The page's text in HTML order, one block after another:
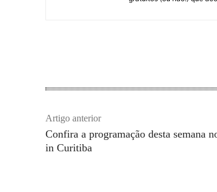
Artigo anterior
Confira a programação desta semana
in Curitiba